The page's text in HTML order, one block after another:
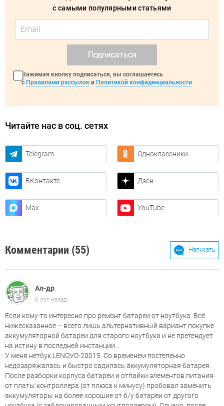
с самыми популярными статьями
Подписаться
Нажимая кнопку подписаться, вы соглашаетесь
с Правилами рассылок и Политикой конфиденциальности
Читайте нас в соц. сетях
Telegram Одноклассники
ВКонтакте Дзен
Max YouTube
Комментарии (55) Написать
Ал-др
6 лет назад
Если кому-то интересно про ремонт батареи от ноутбука. Всё
нижесказанное – всего лишь альтернативный вариант покупке
аккумуляторной батареи для старого ноутбука и не претендует
на истину в последней инстанции…
У меня нетбук LENOVO-20015. Со временем постепенно
недозаряжалась и быстро садилась аккумуляторная батарея.
После разборки корпуса батареи и отпайки элементов питания
от платы контроллера (от плюса к минусу) пробовал заменить
аккумуляторы на более хорошие от б/у батареи от другого